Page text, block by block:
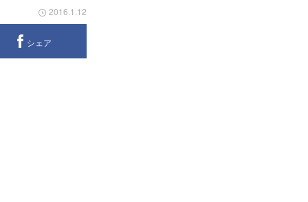
2016.1.12
シェア